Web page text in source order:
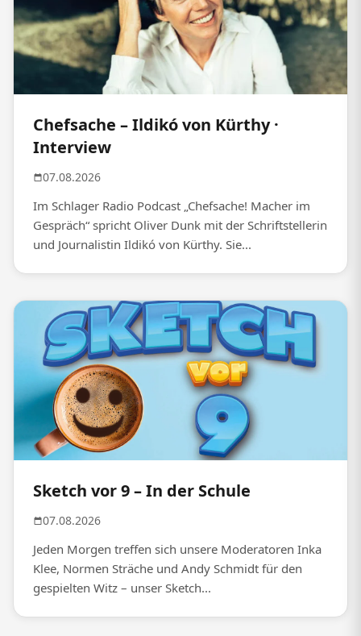
Chefsache – Ildikó von Kürthy ·
Interview
07.08.2026
Im Schlager Radio Podcast „Chefsache! Macher im
Gespräch“ spricht Oliver Dunk mit der Schriftstellerin
und Journalistin Ildikó von Kürthy. Sie...
Sketch vor 9 – In der Schule
07.08.2026
Jeden Morgen treffen sich unsere Moderatoren Inka
Klee, Normen Sträche und Andy Schmidt für den
gespielten Witz – unser Sketch...